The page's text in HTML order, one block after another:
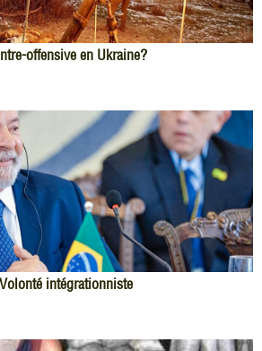
offensive en Ukraine?
Volonté intégrationniste